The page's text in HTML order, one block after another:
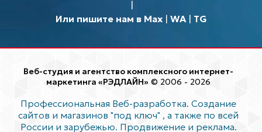
Или пишите нам в Max| WA| TG
Веб-студия и агентство комплексного интернет-
маркетинга «РЭДЛАЙН» © 2006 - 2026
Профессиональная Веб-разработка. Создание
сайтов и магазинов "под ключ" , а также по всей
России и зарубежью. Продвижение и реклама.